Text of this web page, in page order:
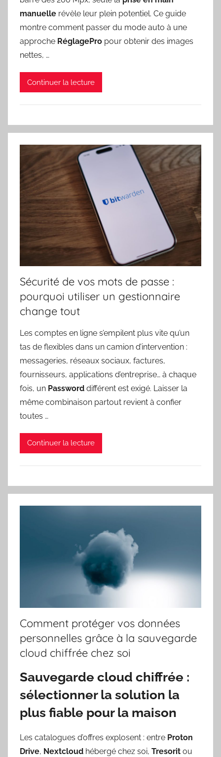
manuelle révèle leur plein potentiel. Ce guide
montre comment passer du mode auto à une
approche RéglagePro pour obtenir des images
nettes, …
Continuer la lecture
Sécurité de vos mots de passe :
pourquoi utiliser un gestionnaire
change tout
Les comptes en ligne s’empilent plus vite qu’un
tas de flexibles dans un camion d’intervention :
messageries, réseaux sociaux, factures,
fournisseurs, applications d’entreprise… à chaque
fois, un Password différent est exigé. Laisser la
même combinaison partout revient à confier
toutes …
Continuer la lecture
Comment protéger vos données
personnelles grâce à la sauvegarde
cloud chiffrée chez soi
Sauvegarde cloud chiffrée :
sélectionner la solution la
plus fiable pour la maison
Les catalogues d’offres explosent : entre Proton
Drive, Nextcloud hébergé chez soi, Tresorit ou